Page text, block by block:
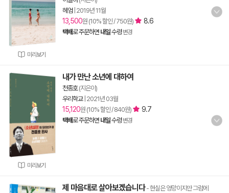
미리보기
헤엄 2019년 11월
13,500원 (10% 할인 / 750원) 8.6
택배로 주문하면 내일수령 변경
미리보기
내가 만난 소년에 대하여
천종호(지은이)
우리학교| 2021년 03월
15,120원 (10% 할인 / 840원) 9.7
택배로 주문하면 내일수령 변경
제 마음대로 살아보겠습니다- 현실은 엉망이지만 그럼에